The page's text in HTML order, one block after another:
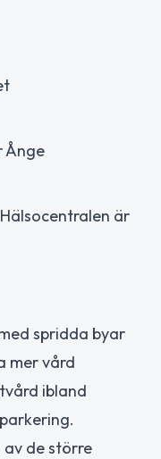
Ånge
är
spridda byar
mer vård
ibland
av de större